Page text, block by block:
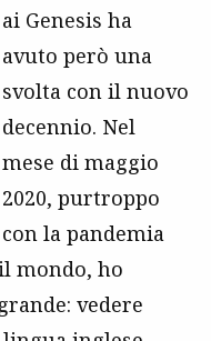
ai Genesis ha
avuto però una
svolta con il nuovo
decennio. Nel
mese di maggio
2020, purtroppo
con la pandemia
mondo, ho
vedere